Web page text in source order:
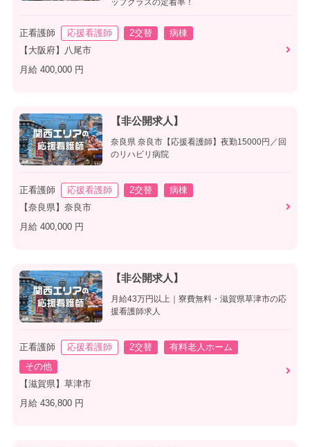
正看護師 応援看護師 2交替
病棟
【大阪府】八尾市
月給 400,000 円
【非公開求人】
奈良県 奈良市【応援看護師】夜勤15000円／回
のリハビリ病院
正看護師 応援看護師 2交替
病棟
【奈良県】奈良市
月給 400,000 円
【非公開求人】
月給43万円以上｜寮費無料・滋賀県草津市の応
援看護師求人
正看護師 応援看護師 2交替
有料老人ホーム
その他
【滋賀県】草津市
月給 436,800 円